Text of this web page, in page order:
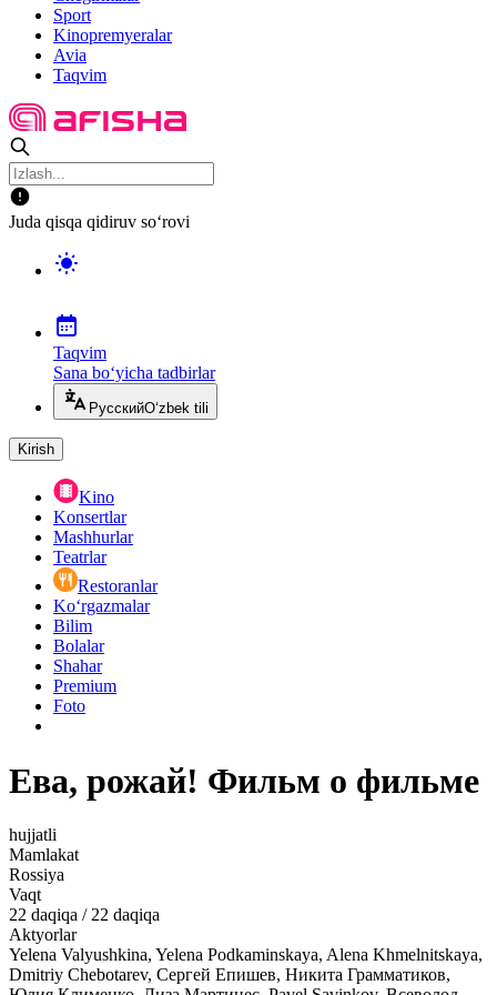
Sport
Kinopremyeralar
Avia
Taqvim
Juda qisqa qidiruv so‘rovi
Taqvim
Sana bo‘yicha tadbirlar
РусскийO‘zbek tili
Kirish
Kino
Konsertlar
Mashhurlar
Teatrlar
Restoranlar
Ko‘rgazmalar
Bilim
Bolalar
Shahar
Premium
Foto
Ева, рожай! Фильм о фильме
hujjatli
Mamlakat
Rossiya
Vaqt
22 daqiqa / 22 daqiqa
Aktyorlar
Yelena Valyushkina, Yelena Podkaminskaya, Alena Khmelnitskaya,
Dmitriy Chebotarev, Сергей Епишев, Никита Грамматиков,